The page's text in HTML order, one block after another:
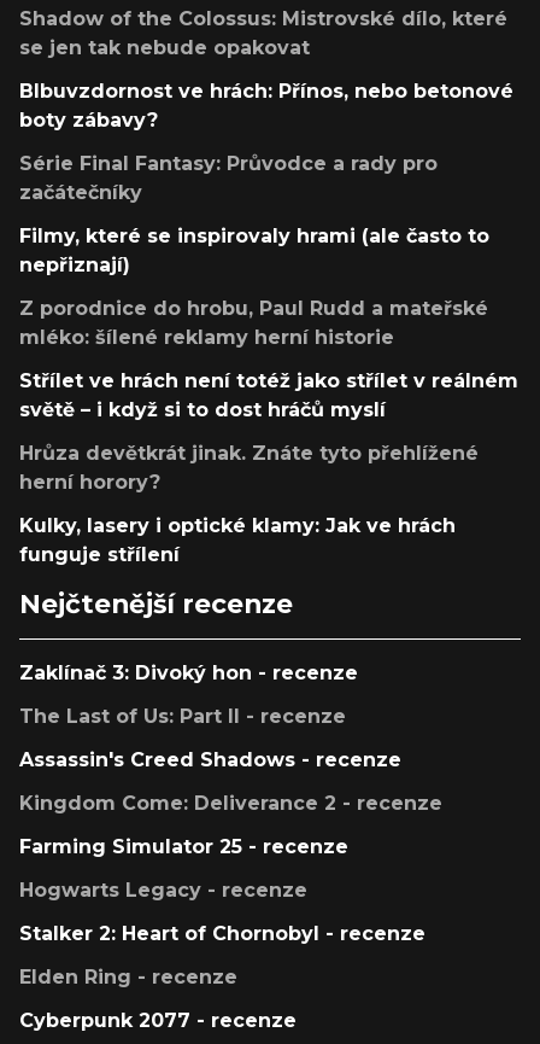
Shadow of the Colossus: Mistrovské dílo, které
se jen tak nebude opakovat
Blbuvzdornost ve hrách: Přínos, nebo betonové
boty zábavy?
Série Final Fantasy: Průvodce a rady pro
začátečníky
Filmy, které se inspirovaly hrami (ale často to
nepřiznají)
Z porodnice do hrobu, Paul Rudd a mateřské
mléko: šílené reklamy herní historie
Střílet ve hrách není totéž jako střílet v reálném
světě – i když si to dost hráčů myslí
Hrůza devětkrát jinak. Znáte tyto přehlížené
herní horory?
Kulky, lasery i optické klamy: Jak ve hrách
funguje střílení
Nejčtenější recenze
Zaklínač 3: Divoký hon - recenze
The Last of Us: Part II - recenze
Assassin's Creed Shadows - recenze
Kingdom Come: Deliverance 2 - recenze
Farming Simulator 25 - recenze
Hogwarts Legacy - recenze
Stalker 2: Heart of Chornobyl - recenze
Elden Ring - recenze
Cyberpunk 2077 - recenze